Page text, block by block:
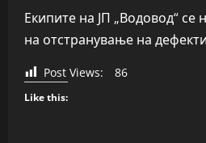
Екипите на ЈП „Водовод“ се
на отстранување на
Post Views: 86
Like this: